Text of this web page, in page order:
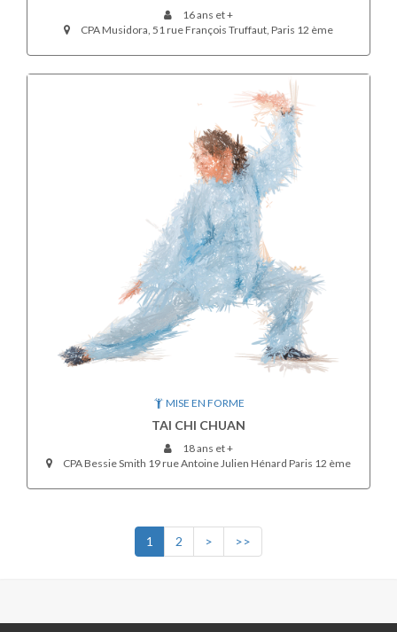
16 ans et +
CPA Musidora, 51 rue François Truffaut, Paris 12 ème
MISE EN FORME
TAI CHI CHUAN
18 ans et +
CPA Bessie Smith 19 rue Antoine Julien Hénard Paris 12 ème
1 2 > >>